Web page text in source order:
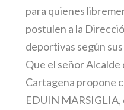
para quienes
postulen a la
deportivas según
Que el señor Alcalde
Cartagena propone
EDUIN MARSIGLIA,